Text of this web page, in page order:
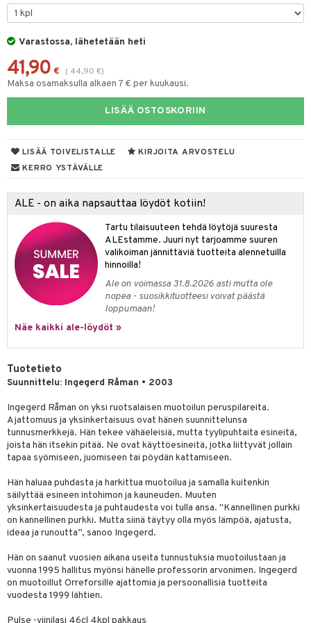
Varastossa, lähetetään heti
41,90 € ( 44,90 €)
Maksa osamaksulla alkaen 7 € per kuukausi.
LISÄÄ OSTOSKORIIN
LISÄÄ TOIVELISTALLE
KIRJOITA ARVOSTELU
KERRO YSTÄVÄLLE
ALE - on aika napsauttaa löydöt kotiin!
Tartu tilaisuuteen tehdä löytöjä suuresta
ALEstamme. Juuri nyt tarjoamme suuren
valikoiman jännittäviä tuotteita alennetuilla
hinnoilla!
Ale on voimassa 31.8.2026 asti mutta ole
nopea - suosikkituotteesi voivat päästä
loppumaan!
Näe kaikki ale-löydöt »
Tuotetieto
Suunnittelu: Ingegerd Råman • 2003
Ingegerd Råman on yksi ruotsalaisen muotoilun peruspilareita.
Ajattomuus ja yksinkertaisuus ovat hänen suunnittelunsa
tunnusmerkkejä. Hän tekee vähäeleisiä, mutta tyylipuhtaita esineitä,
joista hän itsekin pitää. Ne ovat käyttöesineitä, jotka liittyvät jollain
tapaa syömiseen, juomiseen tai pöydän kattamiseen.
Hän haluaa puhdasta ja harkittua muotoilua ja samalla kuitenkin
säilyttää esineen intohimon ja kauneuden. Muuten
yksinkertaisuudesta ja puhtaudesta voi tulla ansa. "Kannellinen purkki
on kannellinen purkki. Mutta siinä täytyy olla myös lämpöä, ajatusta,
ideaa ja runoutta”, sanoo Ingegerd.
Hän on saanut vuosien aikana useita tunnustuksia muotoilustaan ja
vuonna 1995 hallitus myönsi hänelle professorin arvonimen. Ingegerd
on muotoillut Orreforsille ajattomia ja persoonallisia tuotteita
vuodesta 1999 lähtien.
Pulse -viinilasi 46cl 4kpl pakkaus
Maustemyllyt
/ Outdoor
& Vihannesveitset
sisustus
tarvikkeita
koristelu
säilytys
tekstiilit
& Tyynyliinat
& Peitot
& Koukut
& Korit
& Veistokset
Art
& Lyhdyt
& Hyllyt
& Koukut
& Korit
tekstiilit
tekstiilit
tekstiilit
& Tyynyliinat
hyönteissuoja
ruokinta
& Lyhdyt
& vastauksia